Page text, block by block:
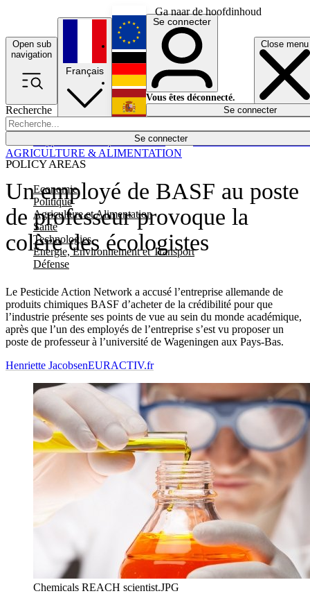
Ga naar de hoofdinhoud
Open sub
navigation
Close menu
Recherche
Se connecter
POLICY AREAS
Economie
Politique
Agriculture et Alimentation
Santé
Technologies
Energie, Environnement et Transport
Défense
Économie
Français
English
Deutsch
Español
Se connecter
Vous êtes déconnecté.
Se connecter
Un employé de BASF au poste
de professeur provoque la
colère des écologistes
Le Pesticide Action Network a accusé l’entreprise allemande de
produits chimiques BASF d’acheter de la crédibilité pour que
l’industrie présente ses points de vue au sein du monde académique,
après que l’un des employés de l’entreprise s’est vu proposer un
poste de professeur à l’université de Wageningen aux Pays-Bas.
AGRICULTURE & ALIMENTATION
Henriette JacobsenEURACTIV.fr
Chemicals REACH scientist.JPG